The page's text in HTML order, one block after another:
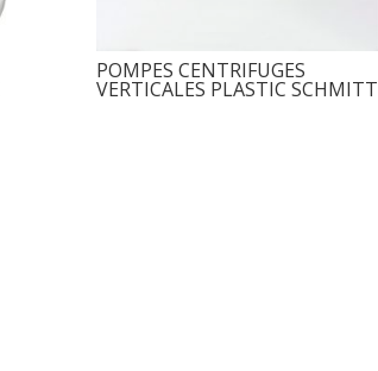
POMPES CENTRIFUGES
VERTICALES PLASTIC SCHMITT